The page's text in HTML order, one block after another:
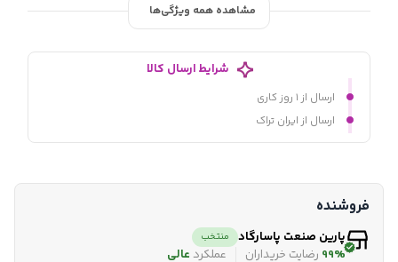
مشاهده همه ویژگی‌ها
شرایط ارسال کالا
ارسال از ۱ روز کاری
ارسال از ایران تراک
فروشنده
پارین صنعت پاسارگاد منتخب
99% رضایت خریداران عملکرد عالی